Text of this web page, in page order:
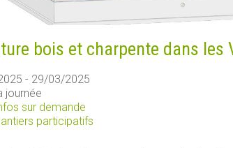
bois et charpente dans les
- 29/03/2025
journée
sur demande
participatifs